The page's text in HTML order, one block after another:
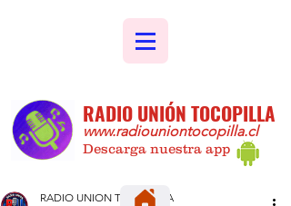
RADIO UNIÓN TOCOPILLA
www.radiouniontocopilla.cl
Descarga nuestra app
RADIO UNION TOCOPILLA